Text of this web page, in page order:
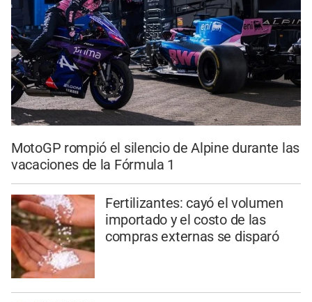
MotoGP rompió el silencio de Alpine durante las
vacaciones de la Fórmula 1
Fertilizantes: cayó el volumen
importado y el costo de las
compras externas se disparó